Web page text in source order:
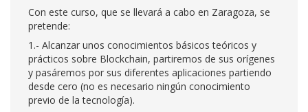
Con este curso, que se llevará a cabo en Zaragoza, se
pretende:
1.- Alcanzar unos conocimientos básicos teóricos y
prácticos sobre Blockchain, partiremos de sus orígenes
y pasáremos por sus diferentes aplicaciones partiendo
desde cero (no es necesario ningún conocimiento
previo de la tecnología).